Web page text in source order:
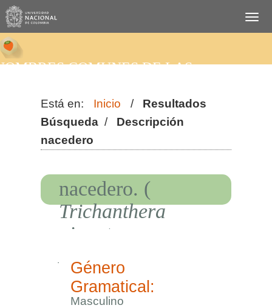
COMUNES DE LAS
Está en: Inicio / Resultados
Búsqueda / Descripción
nacedero
nacedero. (
Trichanthera
gigantea -
Acantáceas
Género
Gramatical:
Masculino